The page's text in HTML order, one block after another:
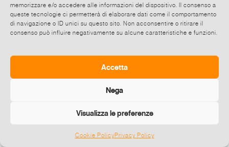
memorizzare e/o accedere alle informazioni del dispositivo. Il consenso a
queste tecnologie ci permetterà di elaborare dati come il comportamento
di navigazione o ID unici su questo sito. Non acconsentire o ritirare il
consenso può influire negativamente su alcune caratteristiche e funzioni.
Accetta
Nega
Visualizza le preferenze
Cookie PolicyPrivacy Policy
©2026 E-zine